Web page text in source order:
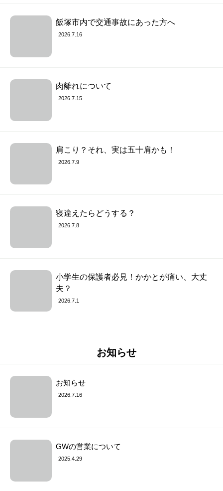
飯塚市内で交通事故にあった方へ
2026.7.16
肉離れについて
2026.7.15
肩こり？それ、実は五十肩かも！
2026.7.9
寝違えたらどうする？
2026.7.8
小学生の保護者必見！かかとが痛い、大丈
夫？
2026.7.1
お知らせ
お知らせ
2026.7.16
GWの営業について
2025.4.29